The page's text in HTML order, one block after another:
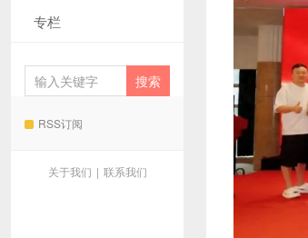
专栏
RSS订阅
关于我们 | 联系我们